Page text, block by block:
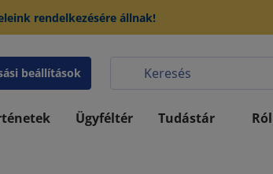
rendelkezésére állnak!
beállítások
Ügyféltér Tudástár